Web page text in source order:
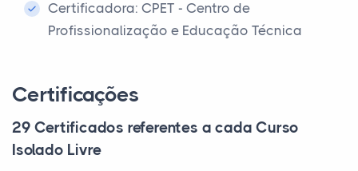
Certificadora: CPET - Centro de
Profissionalização e Educação Técnica
Certificações
29 Certificados referentes a cada Curso
Isolado Livre